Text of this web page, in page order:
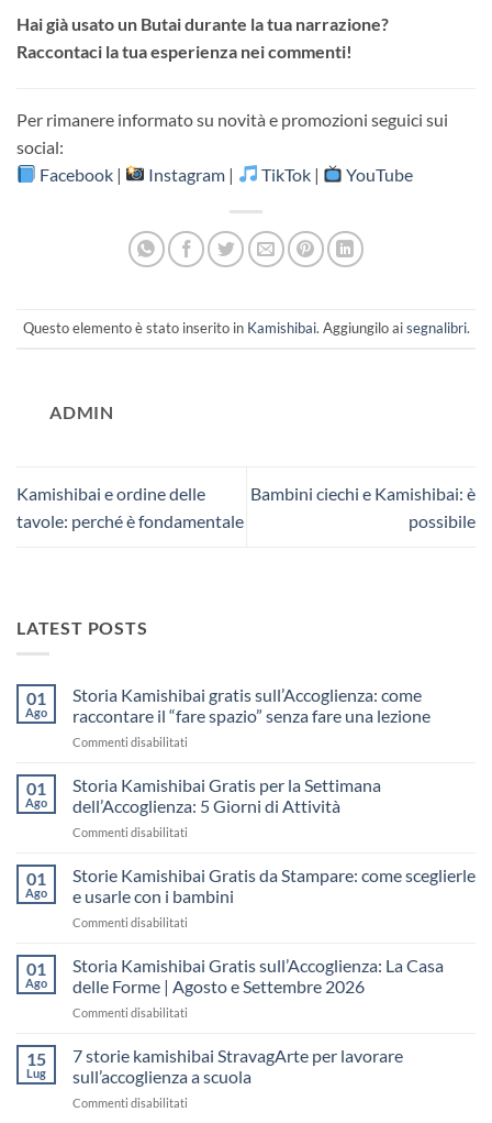
Hai già usato un Butai durante la tua narrazione?
Raccontaci la tua esperienza nei commenti!
Per rimanere informato su novità e promozioni seguici sui
social:
Facebook | Instagram | TikTok| YouTube
Questo elemento è stato inserito in Kamishibai. Aggiungilo aisegnalibri.
ADMIN
Kamishibai e ordine delle
tavole: perché è fondamentale
Bambini ciechi e Kamishibai: è
possibile
LATEST POSTS
01
Ago
Storia Kamishibai gratis sull’Accoglienza: come
raccontare il “fare spazio” senza fare una lezione
Commenti disabilitati
Kamishibai
sull’Accoglienza:
il
“fare
una
lezione
01
Ago
Storia Kamishibai Gratis per la Settimana
dell’Accoglienza: 5 Giorni di Attività
Commenti disabilitati
Kamishibai
per
dell’Accoglienza:
Giorni
01
Ago
Storie Kamishibai Gratis da Stampare: come sceglierle
e usarle con i bambini
Commenti disabilitati
Kamishibai
da
sceglierle
01
Ago
Storia Kamishibai Gratis sull’Accoglienza: La Casa
delle Forme | Agosto e Settembre 2026
Commenti disabilitati
Kamishibai
sull’Accoglienza:
15
Lug
7 storie kamishibai StravagArte per lavorare
sull’accoglienza a scuola
Commenti disabilitati